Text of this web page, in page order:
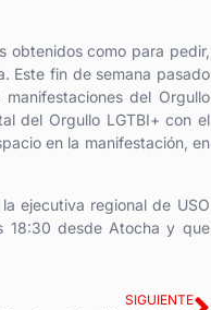
obtenidos como para pedir,
Este fin de semana pasado
del Orgullo
del Orgullo LGTBI+ con el
en la manifestación, en
ejecutiva regional de USO
18:30 desde Atocha y que
SIGUIENTE